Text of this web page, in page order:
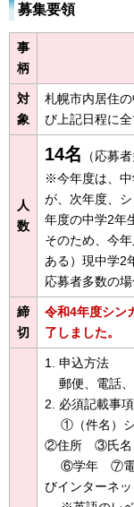
募集要領
事
柄
対
象
札幌市内居住
び上記日程に
人
数
14名
（応募
※今年度は、中
が、次年度、
年度の中学2年
そのため、今
ある）現中学2
応募者多数の場
締
切
令和4年度シン
了しました。
1. 申込方法
郵便、電話、
2. 必須記載事項
①（件名）シ
②住所 ③氏名
⑥学年 ⑦電
びインターネ